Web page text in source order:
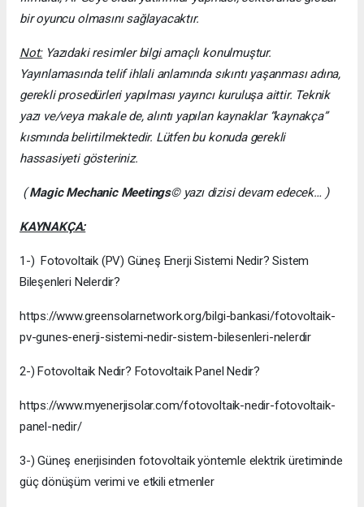
bir oyuncu olmasını sağlayacaktır.
Not:Yazıdaki resimler bilgi amaçlı konulmuştur.
Yayınlamasında telif ihlali anlamında sıkıntı yaşanması adına,
gerekli prosedürleri yapılması yayıncı kuruluşa aittir. Teknik
yazı ve/veya makale de, alıntı yapılan kaynaklar “kaynakça”
kısmında belirtilmektedir. Lütfen bu konuda gerekli
hassasiyeti gösteriniz.
(Magic Mechanic Meetings© yazı dizisi devam edecek… )
KAYNAKÇA:
1-) Fotovoltaik (PV) Güneş Enerji Sistemi Nedir? Sistem
Bileşenleri Nelerdir?
https://www.greensolarnetwork.org/bilgi-bankasi/fotovoltaik-
pv-gunes-enerji-sistemi-nedir-sistem-bilesenleri-nelerdir
2-) Fotovoltaik Nedir? Fotovoltaik Panel Nedir?
https://www.myenerjisolar.com/fotovoltaik-nedir-fotovoltaik-
panel-nedir/
3-) Güneş enerjisinden fotovoltaik yöntemle elektrik üretiminde
güç dönüşüm verimi ve etkili etmenler